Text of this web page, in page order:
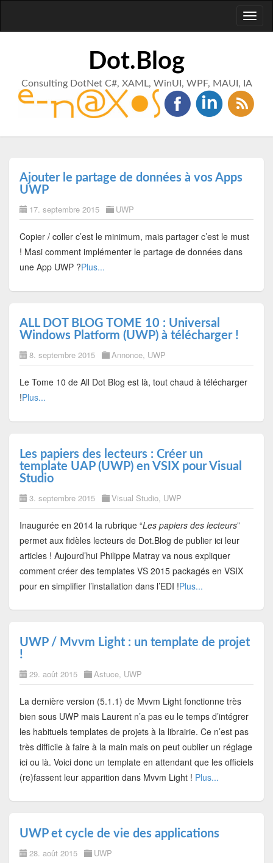
Dot.Blog
Consulting DotNet C#, XAML, WinUI, WPF, MAUI, IA
Ajouter le partage de données à vos Apps
UWP
17. septembre 2015 UWP
Copier / coller c’est le minimum, mais partager c’est le must
! Masi comment implémenter le partage de données dans
une App UWP ?Plus...
ALL DOT BLOG TOME 10 : Universal
Windows Platform (UWP) à télécharger !
8. septembre 2015 Annonce, UWP
Le Tome 10 de All Dot Blog est là, tout chaud à télécharger
!Plus...
Les papiers des lecteurs : Créer un
template UAP (UWP) en VSIX pour Visual
Studio
3. septembre 2015 Visual Studio, UWP
Inaugurée en 2014 la rubrique “Les papiers des lecteurs”
permet aux fidèles lecteurs de Dot.Blog de publier ici leur
articles ! Aujourd’hui Philippe Matray va nous expliquer
comment créer des templates VS 2015 packagés en VSIX
pour en simplifier l’installation dans l’EDI !Plus...
UWP / Mvvm Light : un template de projet
!
29. août 2015 Astuce, UWP
La dernière version (5.1.1) de Mvvm Light fonctionne très
bien sous UWP mais Laurent n’a pas eu le temps d’intégrer
les habituels templates de projets à la librairie. Ce n’est pas
très difficile à faire à la main mais on peut oublier un réglage
ici ou là. Voici donc un template en attendant que les officiels
(re)fassent leur apparition dans Mvvm Light ! Plus...
UWP et cycle de vie des applications
28. août 2015 UWP